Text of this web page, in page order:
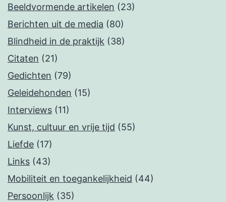
Beeldvormende artikelen (23)
Berichten uit de media (80)
Blindheid in de praktijk (38)
Citaten (21)
Gedichten (79)
Geleidehonden (15)
Interviews (11)
Kunst, cultuur en vrije tijd (55)
Liefde (17)
Links (43)
Mobiliteit en toegankelijkheid (44)
Persoonlijk (35)